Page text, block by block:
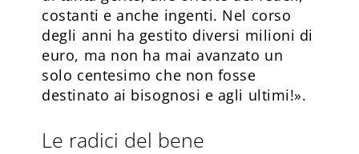
costanti e anche ingenti. Nel corso
degli anni ha gestito diversi milioni di
euro, ma non ha mai avanzato un
solo centesimo che non fosse
destinato ai bisognosi e agli ultimi!».
Le radici del bene